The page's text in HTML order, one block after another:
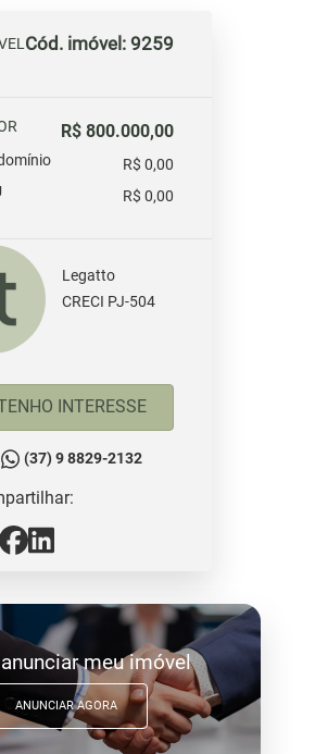
Cód. imóvel: 9259
R$ 800.000,00
R$ 0,00
R$ 0,00
Legatto
CRECI PJ-504
TENHO INTERESSE
(37) 9 8829-2132
meu imóvel
ANUNCIAR AGORA